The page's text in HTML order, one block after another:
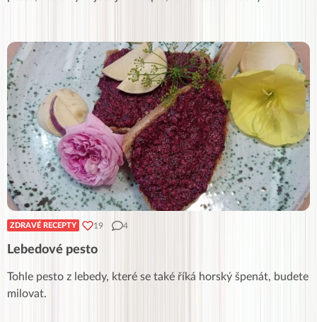
ZDRAVÉ RECEPTY 19 4
Lebedové pesto
Tohle pesto z lebedy, které se také říká horský špenát, budete
milovat.